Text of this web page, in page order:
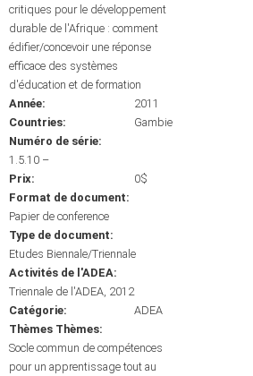
critiques pour le développement
durable de l'Afrique : comment
édifier/concevoir une réponse
efficace des systèmes
d'éducation et de formation
Année:
2011
Countries:
Gambie
Numéro de série:
1.5.10 –
Prix:
0$
Format de document:
Papier de conference
Type de document:
Etudes Biennale/Triennale
Activités de l'ADEA:
Triennale de l'ADEA, 2012
Catégorie:
ADEA
Thèmes Thèmes:
Socle commun de compétences
pour un apprentissage tout au